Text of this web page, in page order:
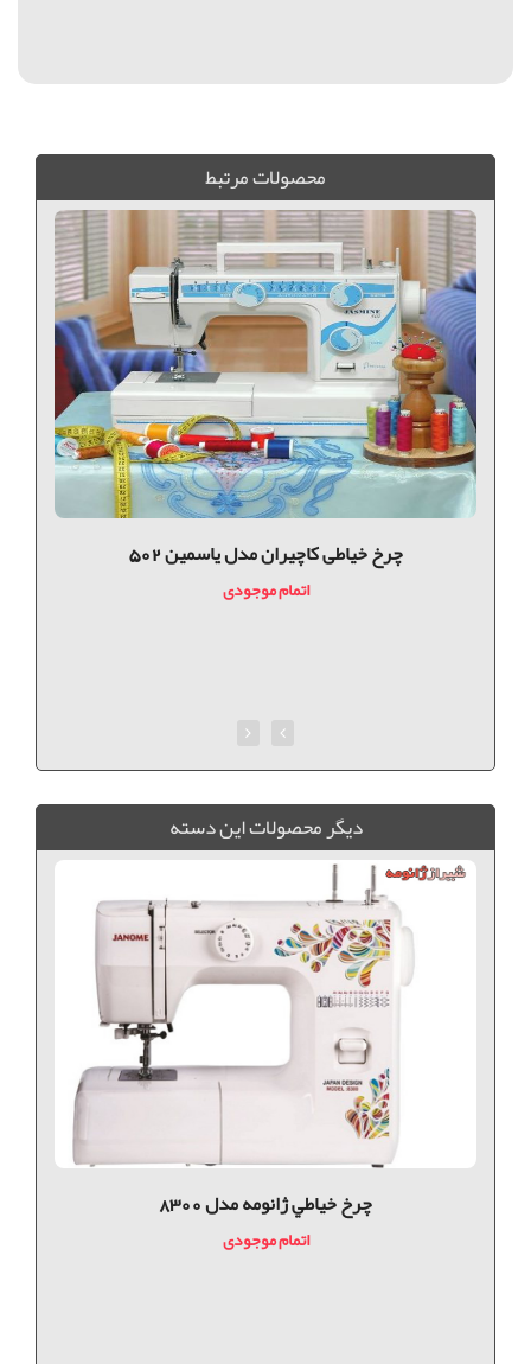
محصولات مرتبط
چرخ خیاطی کاچیران مدل یاسمین 502
اتمام موجودی
ديگر محصولات اين دسته
چرخ خياطي ژانومه مدل 8300
اتمام موجودی